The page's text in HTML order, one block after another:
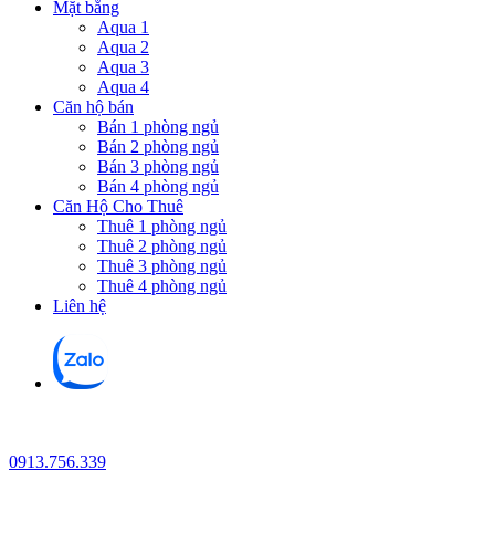
Mặt bằng
Aqua 1
Aqua 2
Aqua 3
Aqua 4
Căn hộ bán
Bán 1 phòng ngủ
Bán 2 phòng ngủ
Bán 3 phòng ngủ
Bán 4 phòng ngủ
Căn Hộ Cho Thuê
Thuê 1 phòng ngủ
Thuê 2 phòng ngủ
Thuê 3 phòng ngủ
Thuê 4 phòng ngủ
Liên hệ
0913.756.339